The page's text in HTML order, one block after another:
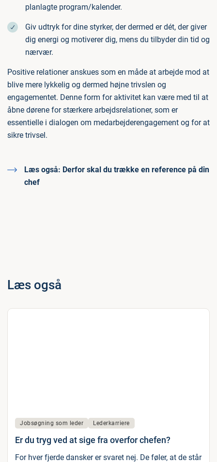
planlagte program/kalender.
Giv udtryk for dine styrker, der dermed er dét, der giver
dig energi og motiverer dig, mens du tilbyder din tid og
nærvær.
Positive relationer anskues som en måde at arbejde mod at
blive mere lykkelig og dermed højne trivslen og
engagementet. Denne form for aktivitet kan være med til at
åbne dørene for stærkere arbejdsrelationer, som er
essentielle i dialogen om medarbejderengagement og for at
sikre trivsel.
Læs også: Derfor skal du trække en reference på din
chef
Læs også
Jobsøgning som leder Lederkarriere
Er du tryg ved at sige fra overfor chefen?
For hver fjerde dansker er svaret nej. De føler, at de står